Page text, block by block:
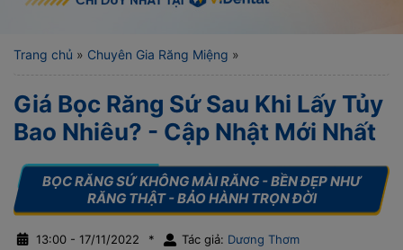
Trang chủ » Chuyên Gia Răng Miệng »
Giá Bọc Răng Sứ Sau Khi Lấy Tủy
Bao Nhiêu? - Cập Nhật Mới Nhất
13:00 - 17/11/2022 * Tác giả: Dương Thơm